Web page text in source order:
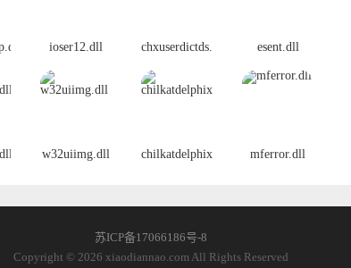
ioser12.dll chxuserdictds.dll esent.dll
w32uiimg.dll chilkatdelphixe.dll mferror.dll
苏ICP备17066186号-8
Copyright © 2026 xiaodiannao.com All Rights Reserved